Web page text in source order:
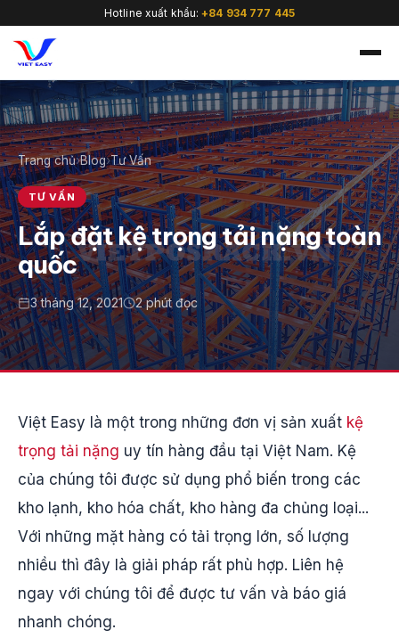
Hotline xuất khẩu:+84 934 777 445
🇻🇳
Trang chủ›Blog›Tư Vấn
TƯ VẤN
Lắp đặt kệ trọng tải nặng toàn
quốc
3 tháng 12, 2021 2 phút đọc
Việt Easy là một trong những đơn vị sản xuất kệ
trọng tải nặng uy tín hàng đầu tại Việt Nam. Kệ
của chúng tôi được sử dụng phổ biến trong các
kho lạnh, kho hóa chất, kho hàng đa chủng loại...
Với những mặt hàng có tải trọng lớn, số lượng
nhiều thì đây là giải pháp rất phù hợp. Liên hệ
ngay với chúng tôi để được tư vấn và báo giá
nhanh chóng.